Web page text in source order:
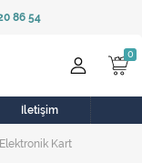
86 54
İletişim
Elektronik Kart